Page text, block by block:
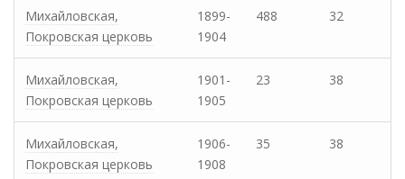
Михайловская,
Покровская церковь
1899-
1904
488 32
Михайловская,
Покровская церковь
1901-
1905
23 38
Михайловская,
Покровская церковь
1906-
1908
35 38